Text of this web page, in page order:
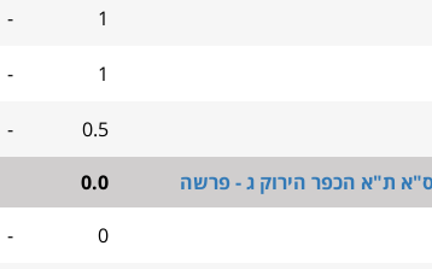
1
-
1
-
0.5
-
ת"א הכפר הירוק ג - פרשה 0.0
0
-